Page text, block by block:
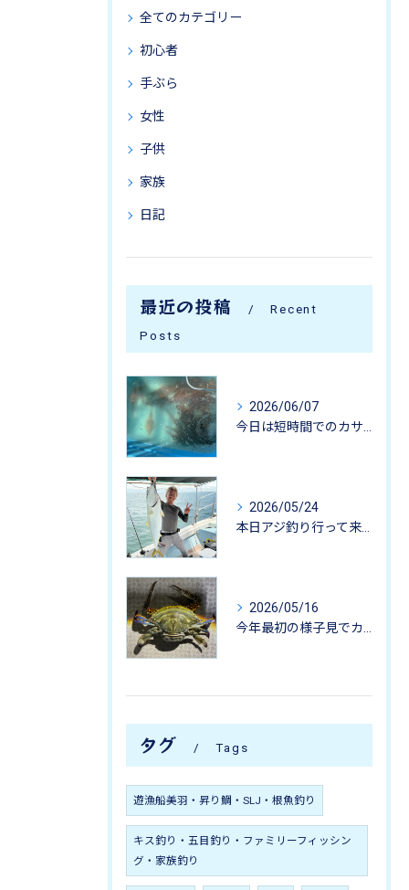
全てのカテゴリー
初心者
手ぶら
女性
子供
家族
日記
最近の投稿
Recent
Posts
2026/06/07
2026/05/24
2026/05/16
タグ Tags
遊漁船美羽・昇り鯛・SLJ・根魚釣り
キス釣り・五目釣り・ファミリーフィッシン
グ・家族釣り